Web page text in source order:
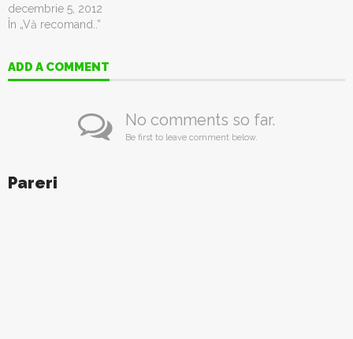
decembrie 5, 2012
În „Vă recomand..”
ADD A COMMENT
No comments so far.
Be first to leave comment below.
Pareri